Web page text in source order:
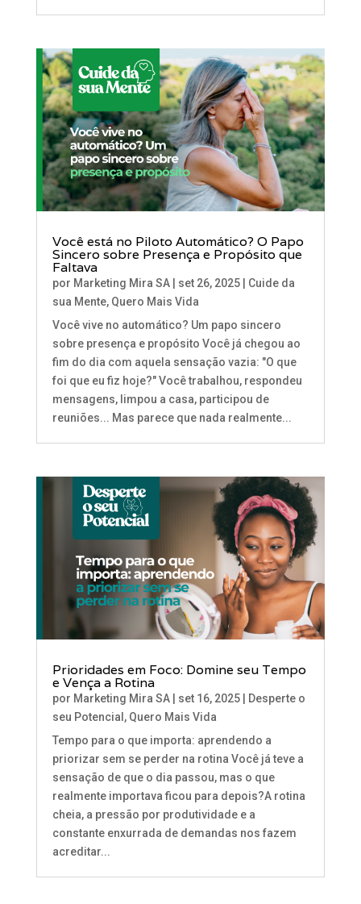
Você está no Piloto Automático? O Papo
Sincero sobre Presença e Propósito que
Faltava
por Marketing Mira SA| set 26, 2025| Cuide da
sua Mente, Quero Mais Vida
Você vive no automático? Um papo sincero
sobre presença e propósito Você já chegou ao
fim do dia com aquela sensação vazia: "O que
foi que eu fiz hoje?" Você trabalhou, respondeu
mensagens, limpou a casa, participou de
reuniões... Mas parece que nada realmente...
Prioridades em Foco: Domine seu Tempo
e Vença a Rotina
por Marketing Mira SA| set 16, 2025|
Desperte o
seu Potencial , Quero Mais Vida
Tempo para o que importa: aprendendo a
priorizar sem se perder na rotina Você já teve a
sensação de que o dia passou, mas o que
realmente importava ficou para depois?A rotina
cheia, a pressão por produtividade e a
constante enxurrada de demandas nos fazem
acreditar...